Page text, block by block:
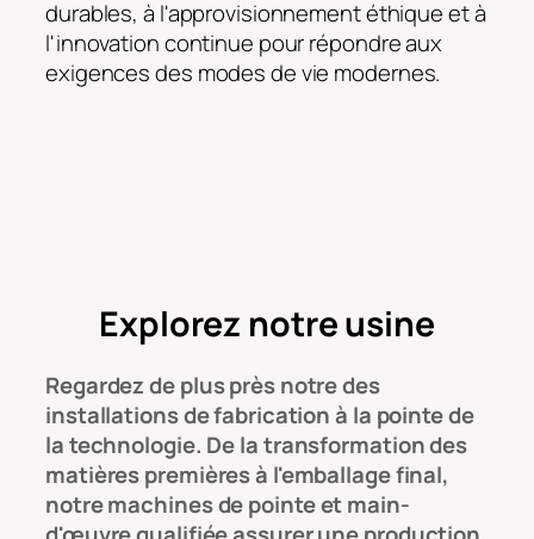
durables, à l'approvisionnement éthique et à
l'innovation continue pour répondre aux
exigences des modes de vie modernes.
Explorez notre usine
Regardez de plus près notredes
installations de fabrication à la pointe de
la technologie. De la transformation des
matières premières à l'emballage final,
notremachines de pointe et main-